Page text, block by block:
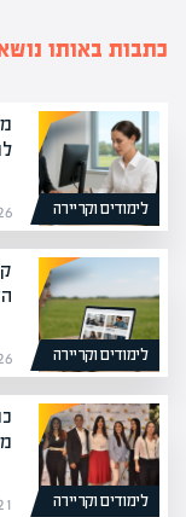
כתבות באותו
לימודים וקריירה 09/02/
לימודים וקריירה 09/02/
לימודים וקריירה 03/